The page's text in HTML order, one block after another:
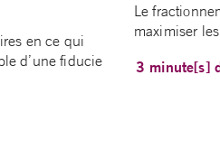
en ce qui
d’une fiducie
Le
maximiser
3 minute[s]